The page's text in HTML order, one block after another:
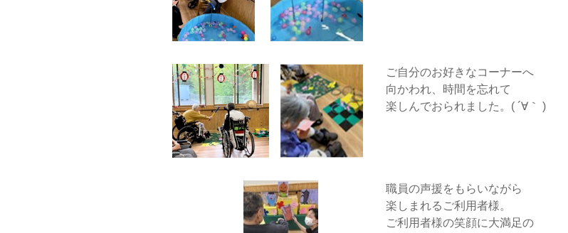
ご自分のお好きなコーナーへ
向かわれ、時間を忘れて
楽しんでおられました。( ´∀｀ )
職員の声援をもらいながら
楽しまれるご利用者様。
ご利用者様の笑顔に大満足の